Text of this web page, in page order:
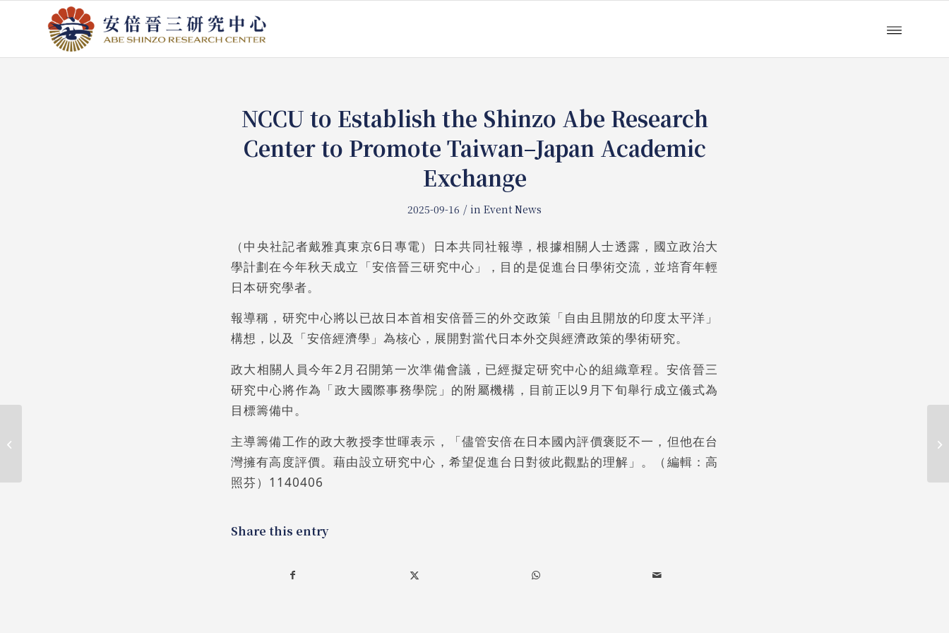
NCCU to Establish the Shinzo Abe Research
Center to Promote Taiwan–Japan Academic
Exchange
2025-09-16 / in Event News
（中央社記者戴雅真東京6日專電）日本共同社報導，根據相關人士透露，國立政治大
學計劃在今年秋天成立「安倍晉三研究中心」，目的是促進台日學術交流，並培育年輕
日本研究學者。
報導稱，研究中心將以已故日本首相安倍晉三的外交政策「自由且開放的印度太平洋」
構想，以及「安倍經濟學」為核心，展開對當代日本外交與經濟政策的學術研究。
政大相關人員今年2月召開第一次準備會議，已經擬定研究中心的組織章程。安倍晉三
研究中心將作為「政大國際事務學院」的附屬機構，目前正以9月下旬舉行成立儀式為
目標籌備中。
主導籌備工作的政大教授李世暉表示，「儘管安倍在日本國內評價褒貶不一，但他在台
灣擁有高度評價。藉由設立研究中心，希望促進台日對彼此觀點的理解」。（編輯：高
照芬）1140406
Share this entry